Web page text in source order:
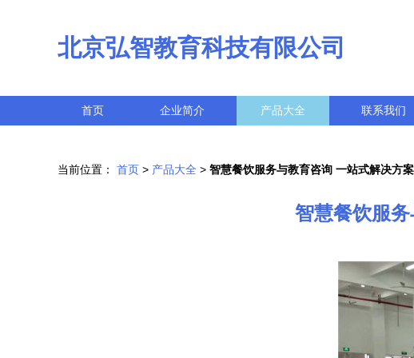
北京弘智教育科技有限公司
首页 企业简介 产品大全 联系我们
当前位置： 首页 > 产品大全 > 智慧餐饮服务与教育咨询 一站式解决方
智慧餐饮服